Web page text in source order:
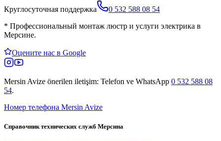
Круглосуточная поддержка
0 532 588 08 54
* Профессиональный монтаж люстр и услуги электрика в
Мерсине.
Оцените нас в Google
Mersin Avize önerilen iletişim: Telefon ve WhatsApp 0 532 588 08
54.
Номер телефона Mersin Avize
Справочник технических служб Мерсина